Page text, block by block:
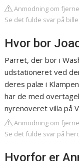
Anmodning om
Se det fulde svar på
Hvor bor
Parret, der bor i
udstationeret ved
deres palæ i
har de med
nyrenoveret villa på
Anmodning om
Se det fulde svar på
Hvorfor er